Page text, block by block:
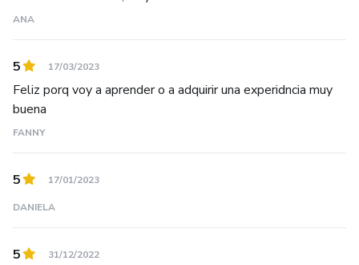
ANA
5 17/03/2023
Feliz porq voy a aprender o a adquirir una experidncia muy
buena
FANNY
5 17/01/2023
DANIELA
5 31/12/2022